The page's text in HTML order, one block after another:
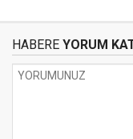
HABERE YORUM